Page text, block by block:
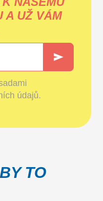
A UŽ VÁM
údajů.
TO